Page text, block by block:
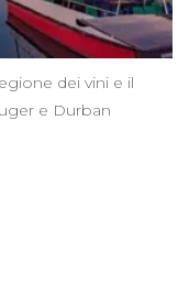
dei vini e il
e Durban